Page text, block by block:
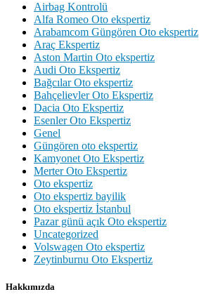
Airbag Kontrolü
Alfa Romeo Oto ekspertiz
Arabamcom Güngören Oto ekspertiz
Araç Ekspertiz
Aston Martin Oto ekspertiz
Audi Oto Ekspertiz
Bağcılar Oto ekspertiz
Bahçelievler Oto Ekspertiz
Dacia Oto Ekspertiz
Esenler Oto Ekspertiz
Genel
Güngören oto ekspertiz
Kamyonet Oto Ekspertiz
Merter Oto Ekspertiz
Oto ekspertiz
Oto ekspertiz bayilik
Oto ekspertiz İstanbul
Pazar günü açık Oto ekspertiz
Uncategorized
Volswagen Oto ekspertiz
Zeytinburnu Oto Ekspertiz
Hakkımızda